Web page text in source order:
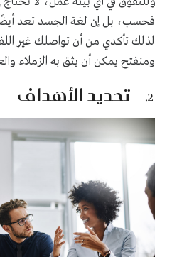
فحسب، بل إن لغة الجسد تعد
لذلك تأكدي من أن تواصلك غير
ومنفتح يمكن أن يثق به الزملاء
تحديد الأهداف